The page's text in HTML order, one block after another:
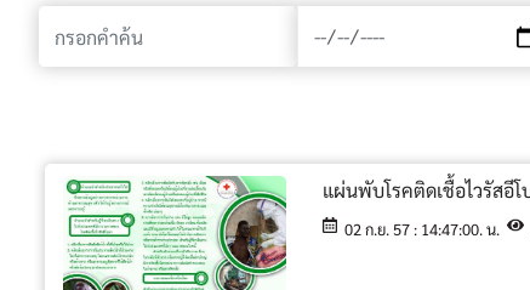
แผ่นพับโรคติดเชื้อไวรัสอีโ
02 ก.ย. 57 : 14:47:00. น.